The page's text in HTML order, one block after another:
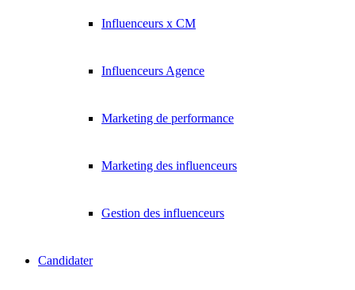
Influenceurs x CM
Influenceurs Agence
Marketing de performance
Marketing des influenceurs
Gestion des influenceurs
Candidater